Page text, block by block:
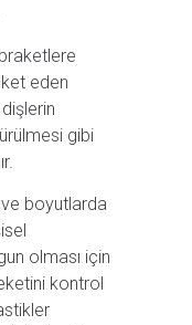
eden
gibi
boyutlarda
olması için
kontrol